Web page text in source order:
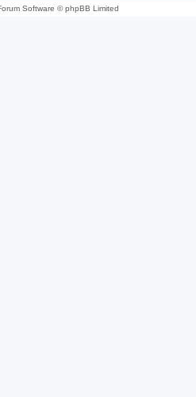
Software © phpBB Limited